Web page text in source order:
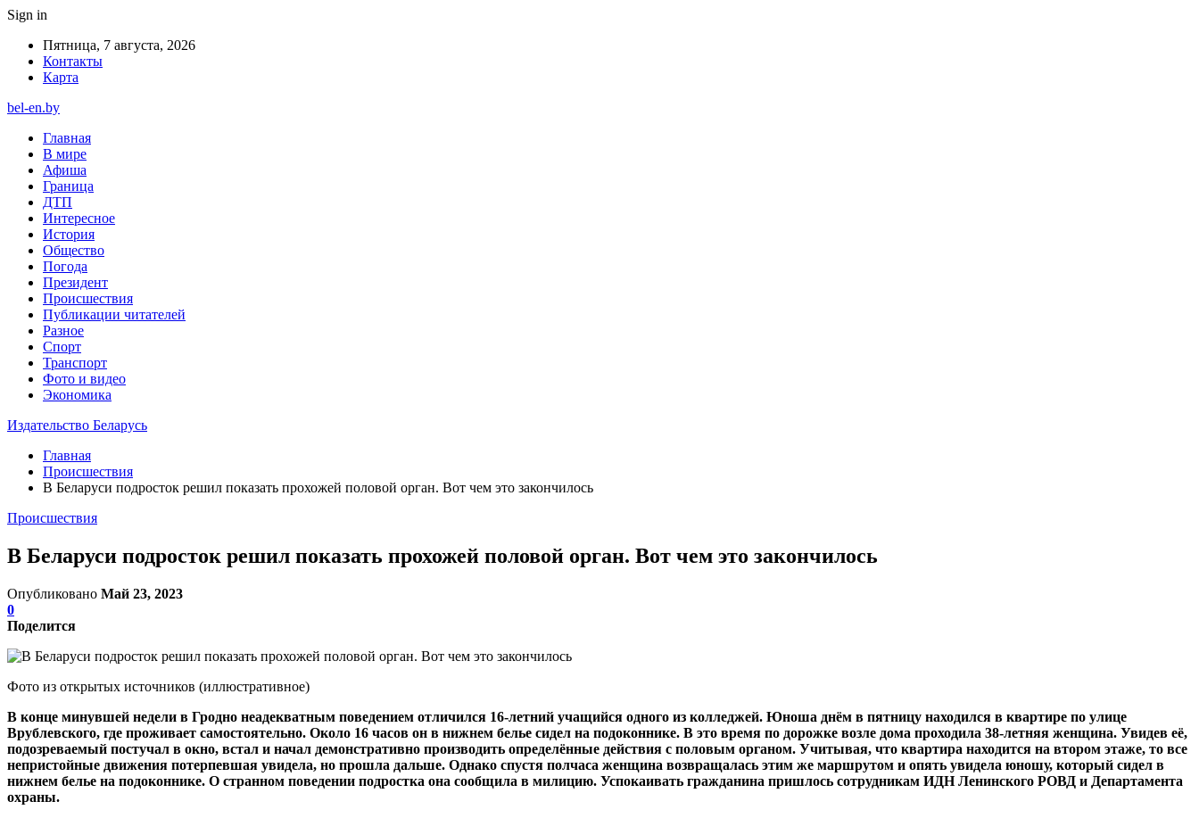
Sign in
Пятница, 7 августа, 2026
Контакты
Карта
bel-en.by
Главная
В мире
Афиша
Граница
ДТП
Интересное
История
Общество
Погода
Президент
Происшествия
Публикации читателей
Разное
Спорт
Транспорт
Фото и видео
Экономика
Издательство Беларусь
Главная
Происшествия
В Беларуси подросток решил показать прохожей половой орган. Вот чем это закончилось
Происшествия
В Беларуси подросток решил показать прохожей половой орган. Вот чем это закончилось
Опубликовано Май 23, 2023
0
Поделится
Фото из открытых источников (иллюстративное)
В конце минувшей недели в Гродно неадекватным поведением отличился 16-летний учащийся одного из колледжей. Юноша днём в пятницу находился в квартире по улице
Врублевского, где проживает самостоятельно. Около 16 часов он в нижнем белье сидел на подоконнике. В это время по дорожке возле дома проходила 38-летняя женщина. Увидев её,
подозреваемый постучал в окно, встал и начал демонстративно производить определённые действия с половым органом. Учитывая, что квартира находится на втором этаже, то все
непристойные движения потерпевшая увидела, но прошла дальше. Однако спустя полчаса женщина возвращалась этим же маршрутом и опять увидела юношу, который сидел в
нижнем белье на подоконнике. О странном поведении подростка она сообщила в милицию. Успокаивать гражданина пришлось сотрудникам ИДН Ленинского РОВД и Департамента
охраны.